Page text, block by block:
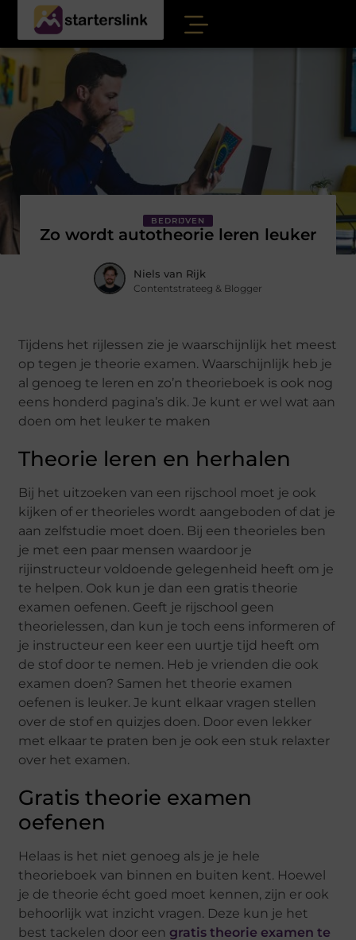
BEDRIJVEN
Zo wordt autotheorie leren leuker
Niels van Rijk
Contentstrateeg & Blogger
Tijdens het rijlessen zie je waarschijnlijk het meest
op tegen je theorie examen. Waarschijnlijk heb je
al genoeg te leren en zo’n theorieboek is ook nog
eens honderd pagina’s dik. Je kunt er wel wat aan
doen om het leuker te maken
Theorie leren en herhalen
Bij het uitzoeken van een rijschool moet je ook
kijken of er theorieles wordt aangeboden of dat je
aan zelfstudie moet doen. Bij een theorieles ben
je met een paar mensen waardoor je
rijinstructeur voldoende gelegenheid heeft om je
te helpen. Ook kun je dan een gratis theorie
examen oefenen. Geeft je rijschool geen
theorielessen, dan kun je toch eens informeren of
je instructeur een keer een uurtje tijd heeft om
de stof door te nemen. Heb je vrienden die ook
examen doen? Samen het theorie examen
oefenen is leuker. Je kunt elkaar vragen stellen
over de stof en quizjes doen. Door even lekker
met elkaar te praten ben je ook een stuk relaxter
over het examen.
Gratis theorie examen
oefenen
Helaas is het niet genoeg als je je hele
theorieboek van binnen en buiten kent. Hoewel
je de theorie écht goed moet kennen, zijn er ook
behoorlijk wat inzicht vragen. Deze kun je het
best tackelen door eengratis theorie examen te